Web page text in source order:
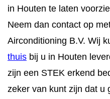
SERVICE &
CONTACT
STORING MELDEN
in Houten te laten
Neem dan contact op
Airconditioning B.V. Wij
thuis bij u in Houten
zijn een STEK erkend
zeker van kunt zijn dat u